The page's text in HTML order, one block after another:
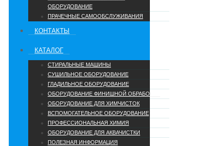
ОБОРУДОВАНИЕ
ПРАЧЕЧНЫЕ САМООБСЛУЖИВАНИЯ
КОНТАКТЫ
КАТАЛОГ
СТИРАЛЬНЫЕ МАШИНЫ
СУШИЛЬНОЕ ОБОРУДОВАНИЕ
ГЛАДИЛЬНОЕ ОБОРУДОВАНИЕ
ОБОРУДОВАНИЕ ФИНИШНОЙ ОБРАБОТКИ
ОБОРУДОВАНИЕ ДЛЯ ХИМЧИСТОК
ВСПОМОГАТЕЛЬНОЕ ОБОРУДОВАНИЕ
ПРОФЕССИОНАЛЬНАЯ ХИМИЯ
ОБОРУДОВАНИЕ ДЛЯ АКВАЧИСТКИ
ПОЛЕЗНАЯ ИНФОРМАЦИЯ